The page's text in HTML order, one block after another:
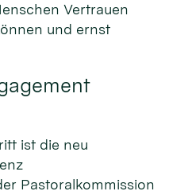
Vertrauen
und ernst
ist die neu
Pastoralkommission